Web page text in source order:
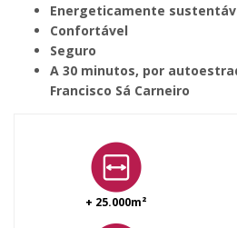
Energeticamente
Confortável
Seguro
A 30 minutos, por
Francisco Sá Carneiro
+ 25.000m²